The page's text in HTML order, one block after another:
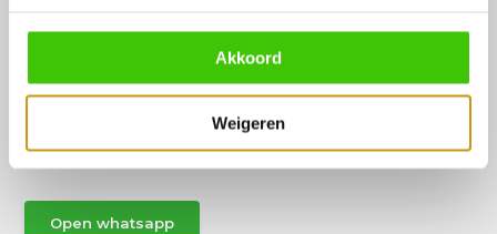
Akkoord
Weigeren
Hulp of advies nodig?
Vraag het een van onze specialisten!
Stuur gemakkelijk een Whatsapp.
Open whatsapp